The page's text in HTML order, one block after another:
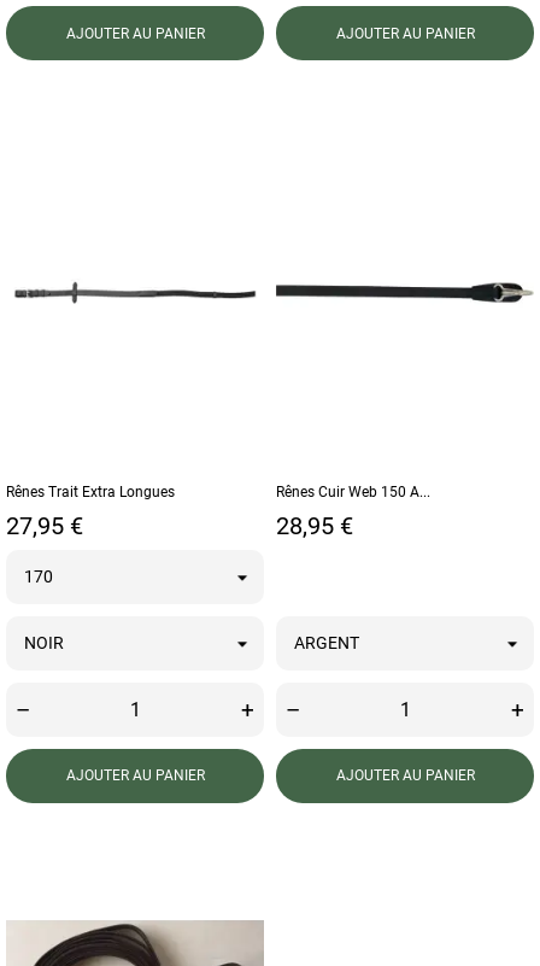
AJOUTER AU PANIER AJOUTER AU PANIER
Rênes Trait Extra Longues
Prix
27,95 €
– +
AJOUTER AU PANIER
Rênes Cuir Web 150 A...
Prix
28,95 €
– +
AJOUTER AU PANIER